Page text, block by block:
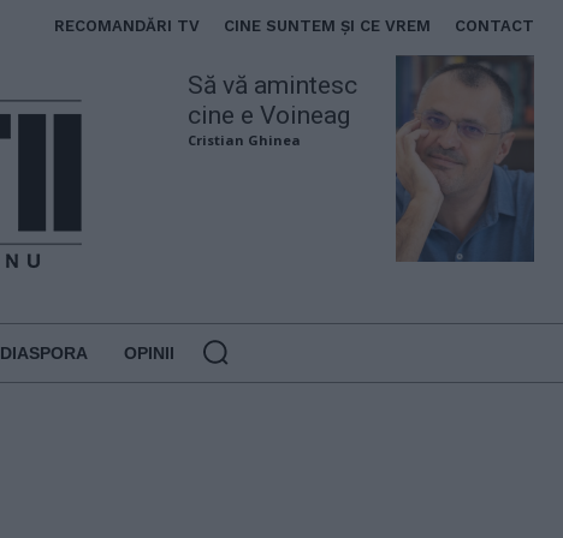
RECOMANDĂRI TV CINE SUNTEM ȘI CE VREM CONTACT
Să vă amintesc
cine e Voineag
Cristian Ghinea
DIASPORA OPINII